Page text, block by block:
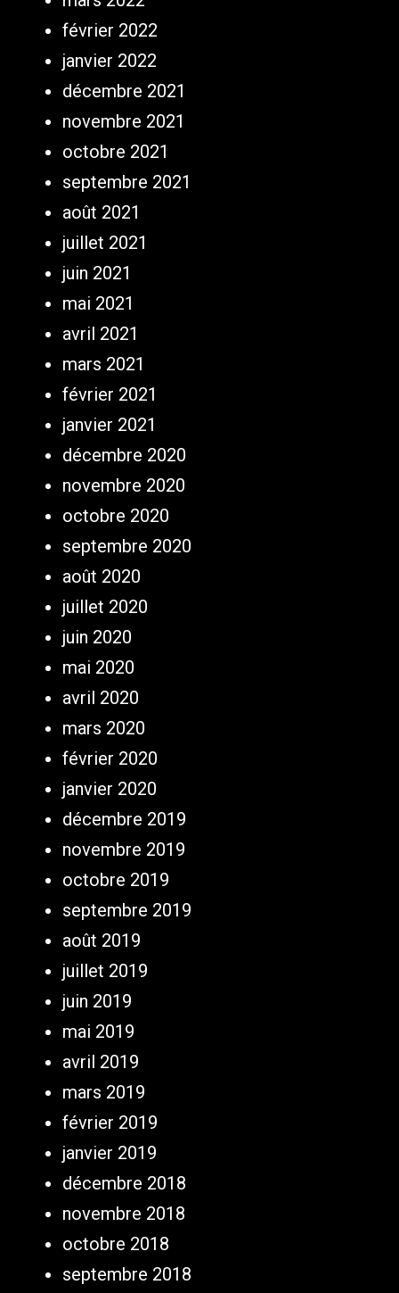
février 2022
janvier 2022
décembre 2021
novembre 2021
octobre 2021
septembre 2021
août 2021
juillet 2021
juin 2021
mai 2021
avril 2021
mars 2021
février 2021
janvier 2021
décembre 2020
novembre 2020
octobre 2020
septembre 2020
août 2020
juillet 2020
juin 2020
mai 2020
avril 2020
mars 2020
février 2020
janvier 2020
décembre 2019
novembre 2019
octobre 2019
septembre 2019
août 2019
juillet 2019
juin 2019
mai 2019
avril 2019
mars 2019
février 2019
janvier 2019
décembre 2018
novembre 2018
octobre 2018
septembre 2018